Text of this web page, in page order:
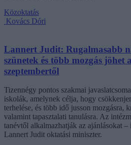
Közoktatás
Kovács Dóri
Lannert Judit: Rugalmasabb
szünetek és több mozgás jöhet
szeptembertől
Tizennégy pontos szakmai
iskolák, amelynek célja, hogy
terhelése, és több idő jusson mozgásra,
valamint tapasztalati tanulásra. Az
tanévtől alkalmazhatják az ajánlásokat
Lannert Judit oktatási miniszter.